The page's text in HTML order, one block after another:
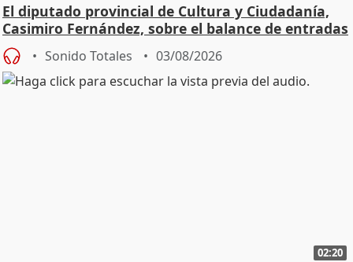
El diputado provincial de Cultura y Ciudadanía,
Casimiro Fernández, sobre el balance de entradas
Sonido Totales 03/08/2026
02:20